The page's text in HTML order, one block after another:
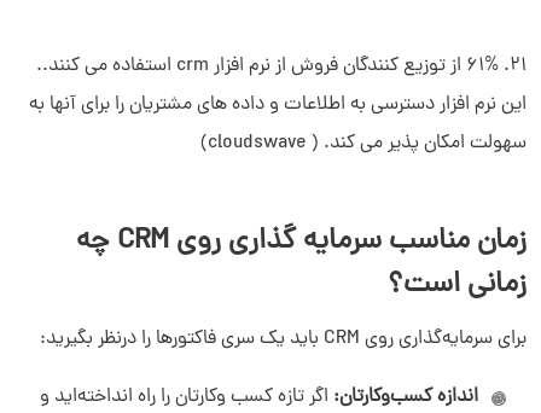
21. 61% از توزیع کنندگان فروش از نرم افزار crm استفاده می کنند..
این نرم افزار دسترسی به اطلاعات و داده های مشتریان را برای آنها به
سهولت امکان پذیر می کند. ( cloudswave)
زمان مناسب سرمایه گذاری روی CRM چه
زمانی است؟
برای سرمایه‌گذاری روی CRM باید یک سری فاکتورها را درنظر بگیرید:
اندازه کسب‌وکارتان: اگر تازه کسب وکارتان را راه‌ انداخته‌اید و